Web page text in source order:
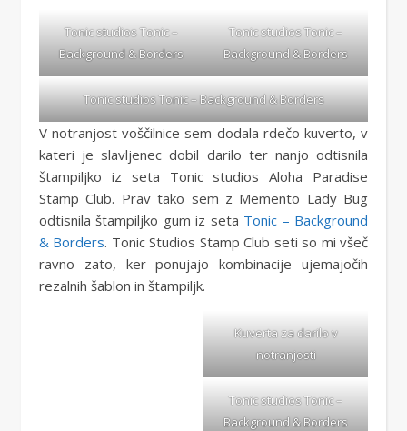
Tonic studiosTonic –
Background & Borders
Tonic studiosTonic –
Background & Borders
Tonic studiosTonic – Background & Borders
V notranjost voščilnice sem dodala rdečo kuverto, v
kateri je slavljenec dobil darilo ter nanjo odtisnila
štampiljko iz seta Tonic studios Aloha Paradise
Stamp Club. Prav tako sem z Memento Lady Bug
odtisnila štampiljko gum iz seta Tonic – Background
& Borders. Tonic Studios Stamp Club seti so mi všeč
ravno zato, ker ponujajo kombinacije ujemajočih
rezalnih šablon in štampiljk.
Kuverta za darilo v
notranjosti
Tonic studiosTonic –
Background & Borders